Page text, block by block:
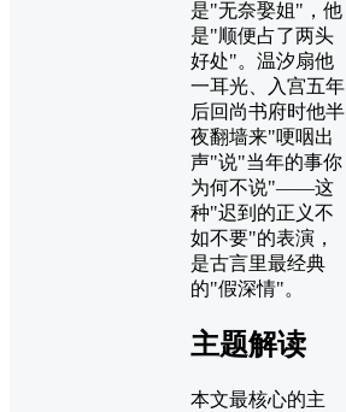
是"无奈娶姐"，他
是"顺便占了两头
好处"。温汐扇他
一耳光、入宫五年
后回尚书府时他半
夜翻墙来"哽咽出
声"说"当年的事你
为何不说"——这
种"迟到的正义不
如不要"的表演，
是古言里最经典
的"假深情"。
主题解读
本文最核心的主